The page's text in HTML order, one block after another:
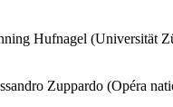
Hufnagel (Universität
Zuppardo (Opéra